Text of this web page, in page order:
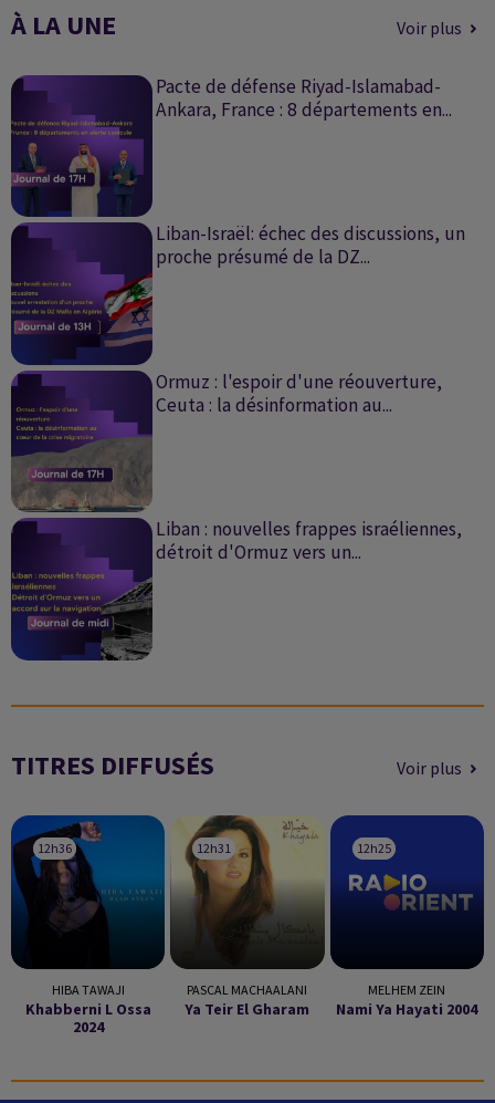
À LA UNE Voir plus
Pacte de défense Riyad-Islamabad-
Ankara, France : 8 départements en...
Liban-Israël: échec des discussions, un
proche présumé de la DZ...
Ormuz : l'espoir d'une réouverture,
Ceuta : la désinformation au...
Liban : nouvelles frappes israéliennes,
détroit d'Ormuz vers un...
TITRES DIFFUSÉS Voir plus
12h36
12h36
HIBA TAWAJI
Khabberni L Ossa
2024
12h31
12h31
PASCAL MACHAALANI
Ya Teir El Gharam
12h25
12h25
MELHEM ZEIN
Nami Ya Hayati 2004